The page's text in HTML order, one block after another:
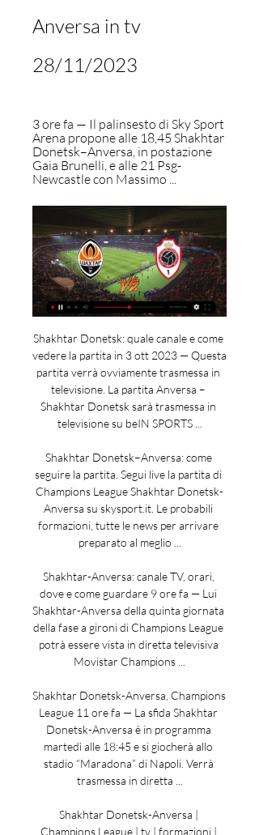
Anversa in tv
28/11/2023
3 ore fa — Il palinsesto di Sky Sport
Arena propone alle 18,45 Shakhtar
Donetsk–Anversa, in postazione
Gaia Brunelli, e alle 21 Psg-
Newcastle con Massimo ...
Shakhtar Donetsk: quale canale e come
vedere la partita in 3 ott 2023 — Questa
partita verrà ovviamente trasmessa in
televisione. La partita Anversa –
Shakhtar Donetsk sarà trasmessa in
televisione su beIN SPORTS ...
Shakhtar Donetsk–Anversa: come
seguire la partita. Segui live la partita di
Champions League Shakhtar Donetsk-
Anversa su skysport.it. Le probabili
formazioni, tutte le news per arrivare
preparato al meglio ...
Shakhtar-Anversa: canale TV, orari,
dove e come guardare 9 ore fa — Lui
Shakhtar-Anversa della quinta giornata
della fase a gironi di Champions League
potrà essere vista in diretta televisiva
Movistar Champions ...
Shakhtar Donetsk-Anversa, Champions
League 11 ore fa — La sfida Shakhtar
Donetsk-Anversa è in programma
martedì alle 18:45 e si giocherà allo
stadio “Maradona” di Napoli. Verrà
trasmessa in diretta ...
Shakhtar Donetsk-Anversa |
Champions League | tv | formazioni |